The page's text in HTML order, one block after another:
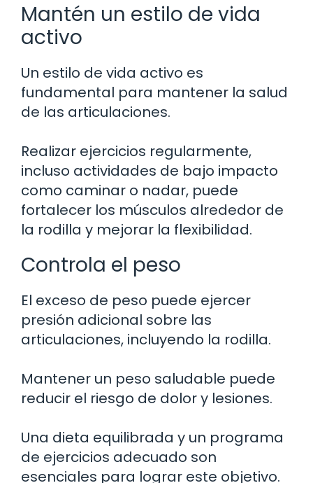
Mantén un estilo de vida
activo
Un estilo de vida activo es
fundamental para mantener la salud
de las articulaciones.
Realizar ejercicios regularmente,
incluso actividades de bajo impacto
como caminar o nadar, puede
fortalecer los músculos alrededor de
la rodilla y mejorar la flexibilidad.
Controla el peso
El exceso de peso puede ejercer
presión adicional sobre las
articulaciones, incluyendo la rodilla.
Mantener un peso saludable puede
reducir el riesgo de dolor y lesiones.
Una dieta equilibrada y un programa
de ejercicios adecuado son
esenciales para lograr este objetivo.